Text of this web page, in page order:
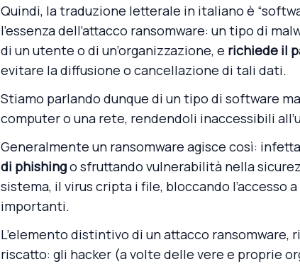
Quindi, la traduzione letterale in italiano è
l’essenza dell’attacco ransomware: un tipo di
di un utente o di un’organizzazione, e richiede il
evitare la diffusione o cancellazione di tali dati.
Stiamo parlando dunque di un tipo di software
computer o una rete, rendendoli inaccessibili
Generalmente un ransomware agisce così:
di phishingo sfruttando vulnerabilità nella
sistema, il virus cripta i file, bloccando
importanti.
L’elemento distintivo di un attacco ransomware,
riscatto: gli hacker (a volte delle vere e proprie